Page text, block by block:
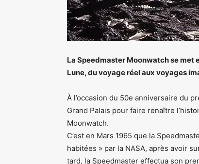
La Speedmaster Moonwatch se met
Lune, du voyage réel aux voyages
À l’occasion du 50e anniversaire du
Grand Palais pour faire renaître
Moonwatch.
C’est en Mars 1965 que la
habitées » par la NASA, après avoir
tard, la Speedmaster effectua son